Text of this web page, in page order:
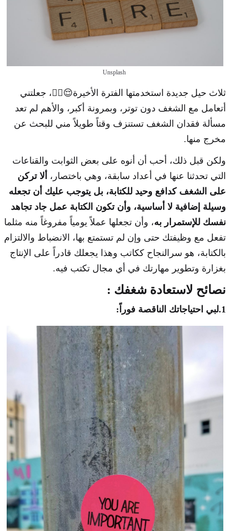
Unsplash
ثلاث حيل جديدة استخدمتها الفترة الأخيرة😌🖐🏻، جعلتني
أتعامل مع الشغف دون توتر، وبمرونة أكبر، والأهم لم تعد
مسألة فقدان الشغف تستنزف وقتاً طويلاً مني للبحث عن
مخرج منها.
ولكن قبل ذلك، أحب أن أنوه على بعض الثوابت والقناعات
التي تحدثنا عنها في أعداد سابقة، وهي باختصار، ألا تركن
على الشغف كدافع وحيد للكتابة، بل يتوجب عليك أن تجعله
وسيلة إضافية لا أساسية، وأن تكون الكتابة عمل جاد تجاهد
نفسك للإستمرار به، وأن تجعلها عملاً يومياً مفروغاً منه مثلما
تفعل مع وظيفتك حتى وإن لم تستمتع بها، الانضباط والالتزام
بالكتابة، هو سرالنجاح ككاتب وهذا يجعلك قادراً على الإنتاج
بغزارة وتطوير مهارتك في أي مجال تكتب فيه.
نصائح لاستعادة شغفك :
1.لبي احتياجاتك الناقصة فوراً: